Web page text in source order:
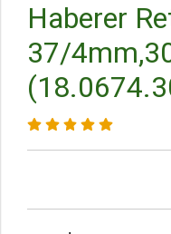
Haberer
37/